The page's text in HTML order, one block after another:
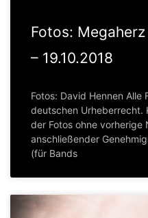
Fotos:
– 19.10.2018
Fotos: David Hennen Alle
deutschen Urheberrecht.
der Fotos ohne vorherige
anschließender
(für Bands